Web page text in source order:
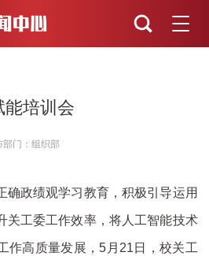
能培训会
部门：组织部
确政绩观学习教育，积极引导运用
关工委工作效率，将人工智能技术
作高质量发展，5月21日，校关工